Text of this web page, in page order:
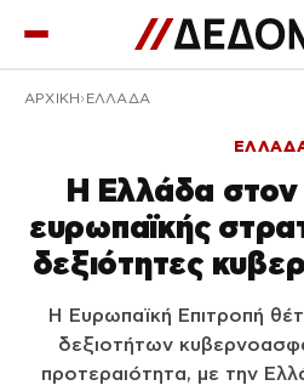
ΑΡΧΙΚΉ ΕΛΛΑΔΑ
Η Ελλάδα στον
ευρωπαϊκής
δεξιότητες
Η Ευρωπαϊκή Επιτροπή
δεξιοτήτων
προτεραιότητα, με την